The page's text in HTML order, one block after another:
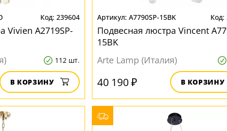
239604
Vivien A2719SP-
112 шт.
В КОРЗИНУ
A7790SP-15BK
Подвесная люстра Vincent
15BK
Arte Lamp (Италия)
40 190 ₽ В КОРЗИНУ